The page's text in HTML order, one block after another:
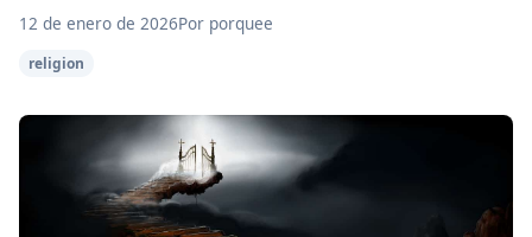
12 de enero de 2026Por porquee
religion